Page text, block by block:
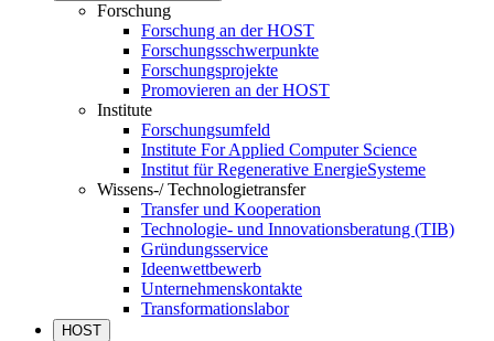
Forschung
Forschung an der HOST
Forschungsschwerpunkte
Forschungsprojekte
Promovieren an der HOST
Institute
Forschungsumfeld
Institute For Applied Computer Science
Institut für Regenerative EnergieSysteme
Wissens-/ Technologietransfer
Transfer und Kooperation
Technologie- und Innovationsberatung (TIB)
Gründungsservice
Ideenwettbewerb
Unternehmenskontakte
Transformationslabor
HOST